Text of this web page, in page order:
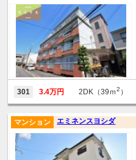
301 3.4万円 2DK（39ｍ2 ）
エミネンスヨシダ
マンション